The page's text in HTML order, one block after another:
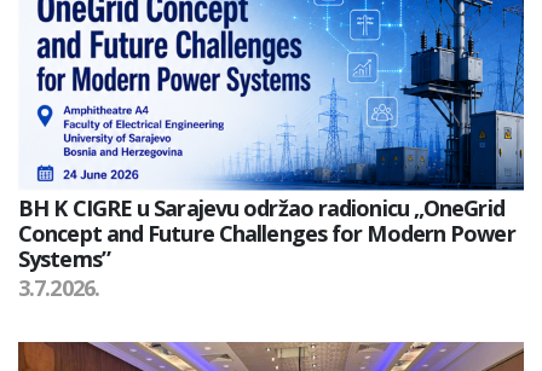
BH K CIGRE u Sarajevu održao radionicu „OneGrid
Concept and Future Challenges for Modern Power
Systems”
3.7.2026.